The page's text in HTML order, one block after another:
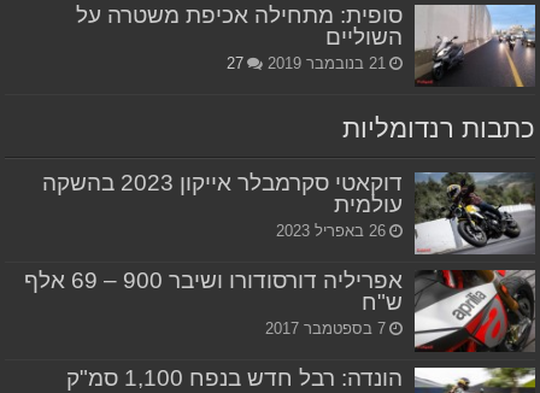
סופית: מתחילה אכיפת משטרה על
השוליים
21 בנובמבר 2019 27
כתבות רנדומליות
דוקאטי סקרמבלר אייקון 2023 בהשקה
עולמית
26 באפריל 2023
אפריליה דורסודורו ושיבר 900 – 69 אלף
ש"ח
7 בספטמבר 2017
הונדה: רבל חדש בנפח 1,100 סמ"ק